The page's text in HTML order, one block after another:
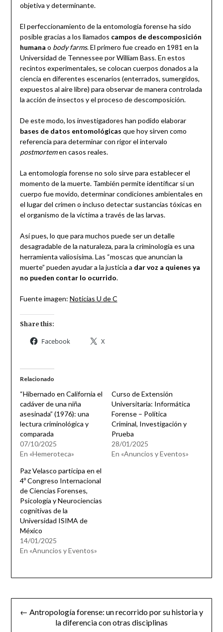
objetiva y determinante.
El perfeccionamiento de la entomología forense ha sido
posible gracias a los llamados campos de descomposición
humana o body farms. El primero fue creado en 1981 en la
Universidad de Tennessee por William Bass. En estos
recintos experimentales, se colocan cuerpos donados a la
ciencia en diferentes escenarios (enterrados, sumergidos,
expuestos al aire libre) para observar de manera controlada
la acción de insectos y el proceso de descomposición.
De este modo, los investigadores han podido elaborar
bases de datos entomológicas que hoy sirven como
referencia para determinar con rigor el intervalo
postmortemen casos reales.
La entomología forense no solo sirve para establecer el
momento de la muerte. También permite identificar si un
cuerpo fue movido, determinar condiciones ambientales en
el lugar del crimen o incluso detectar sustancias tóxicas en
el organismo de la víctima a través de las larvas.
Así pues, lo que para muchos puede ser un detalle
desagradable de la naturaleza, para la criminología es una
herramienta valiosísima. Las “moscas que anuncian la
muerte” pueden ayudar a la justicia a dar voz a quienes ya
no pueden contar lo ocurrido.
Fuente imagen: Noticias U de C
Share this:
Facebook X
Relacionado
“Hibernado en California el
cadáver de una niña
asesinada” (1976): una
lectura criminológica y
comparada
07/10/2025
En «Hemeroteca»
Curso de Extensión
Universitaria: Informática
Forense – Política
Criminal, Investigación y
Prueba
28/01/2025
En «Anuncios y Eventos»
Paz Velasco participa en el
4º Congreso Internacional
de Ciencias Forenses,
Psicología y Neurociencias
cognitivas de la
Universidad ISIMA de
México
14/01/2025
En «Anuncios y Eventos»
Navegación
← Antropología forense: un recorrido por su historia y
la diferencia con otras disciplinas